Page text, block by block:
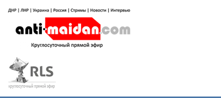
содержимому
Антимайдан: Гражданская война
на Украине
гражданской войне на Украине, включая события в Новороссии, ДНР,
ЛНР и других регионах.